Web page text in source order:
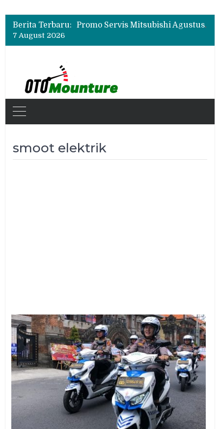
Berita Terbaru:
Bukan Cuma Layar 14,6 Inci, Ini Fitur Pintar Changan Nevo Q05 yang Dibanderol Rp309 Juta
Promo Servis Mitsubishi Agustus 2026, Ada Diskon ESP dan Bodi & Cat Kilau Merdeka
Bukan Cuma Layar 14,6 Inci, Ini Fitur Pintar Changan Nevo Q05 yang Dibanderol Rp309 Juta
7 August 2026
smoot elektrik